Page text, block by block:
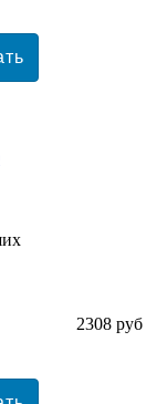
2308 руб